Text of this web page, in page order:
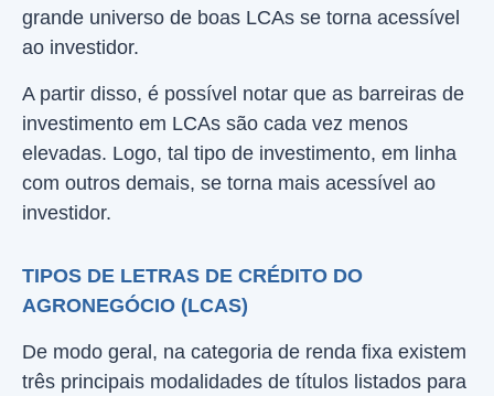
grande universo de boas LCAs se torna acessível
ao investidor.
A partir disso, é possível notar que as barreiras de
investimento em LCAs são cada vez menos
elevadas. Logo, tal tipo de investimento, em linha
com outros demais, se torna mais acessível ao
investidor.
TIPOS DE LETRAS DE CRÉDITO DO
AGRONEGÓCIO (LCAS)
De modo geral, na categoria de renda fixa existem
três principais modalidades de títulos listados para